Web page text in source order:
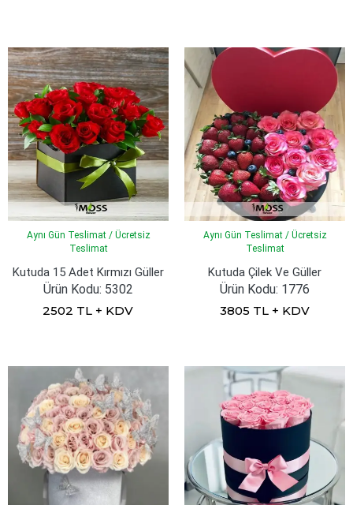
Aynı Gün Teslimat / Ücretsiz
Teslimat
Kutuda 15 Adet Kırmızı Güller
Ürün Kodu: 5302
2502 TL + KDV
Aynı Gün Teslimat / Ücretsiz
Teslimat
Kutuda Çilek Ve Güller
Ürün Kodu: 1776
3805 TL + KDV